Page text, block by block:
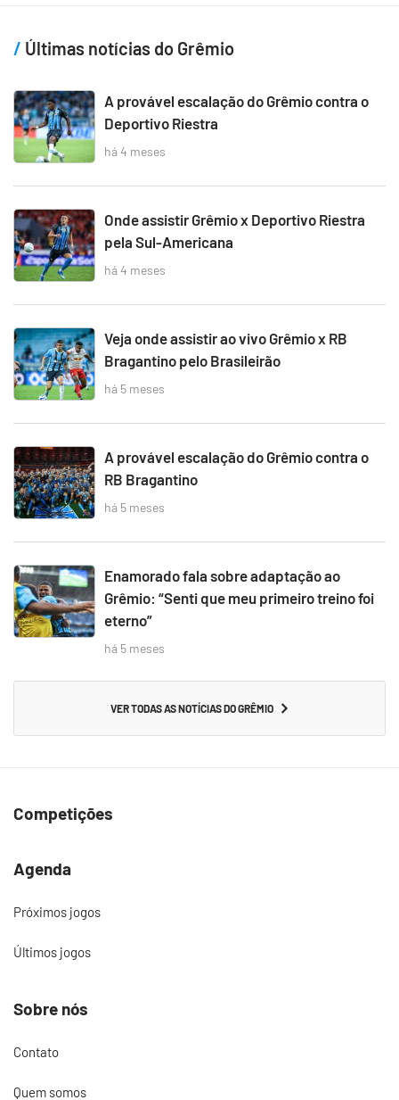
Últimas notícias do Grêmio
A provável escalação do Grêmio contra o
Deportivo Riestra
há 4 meses
Onde assistir Grêmio x Deportivo Riestra
pela Sul-Americana
há 4 meses
Veja onde assistir ao vivo Grêmio x RB
Bragantino pelo Brasileirão
há 5 meses
A provável escalação do Grêmio contra o
RB Bragantino
há 5 meses
Enamorado fala sobre adaptação ao
Grêmio: “Senti que meu primeiro treino foi
eterno”
há 5 meses
VER TODAS AS NOTÍCIAS DO GRÊMIO
Competições
Agenda
Próximos jogos
Últimos jogos
Sobre nós
Contato
Quem somos